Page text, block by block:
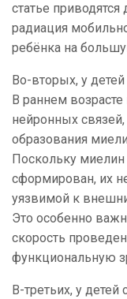
статье
радиация
ребёнка на
Во-вторых, у
В раннем
нейронных
образования
Поскольку
сформирован, их
уязвимой к
Это особенно
скорость
функциональную
В-третьих, у